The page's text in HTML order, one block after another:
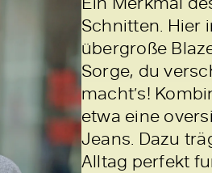
Schnitten. Hier
übergroße
Sorge, du
macht’s!
etwa eine
Jeans. Dazu
Alltag perfekt